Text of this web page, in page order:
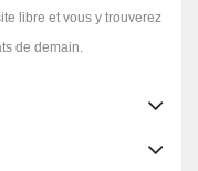
libre et vous y trouverez
de demain.